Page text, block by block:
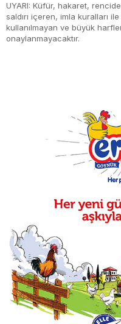
UYARI: Küfür, hakaret,
saldırı içeren, imla kuralları
kullanılmayan ve büyük
onaylanmayacaktır.